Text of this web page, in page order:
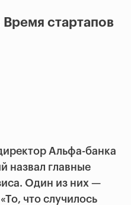
Время стартапов
Альфа-банка
назвал главные
Один из них —
что случилось